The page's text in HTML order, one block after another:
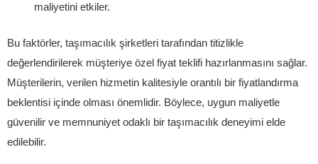
maliyetini etkiler.
Bu faktörler, taşımacılık şirketleri tarafından titizlikle
değerlendirilerek müşteriye özel fiyat teklifi hazırlanmasını sağlar.
Müşterilerin, verilen hizmetin kalitesiyle orantılı bir fiyatlandırma
beklentisi içinde olması önemlidir. Böylece, uygun maliyetle
güvenilir ve memnuniyet odaklı bir taşımacılık deneyimi elde
edilebilir.